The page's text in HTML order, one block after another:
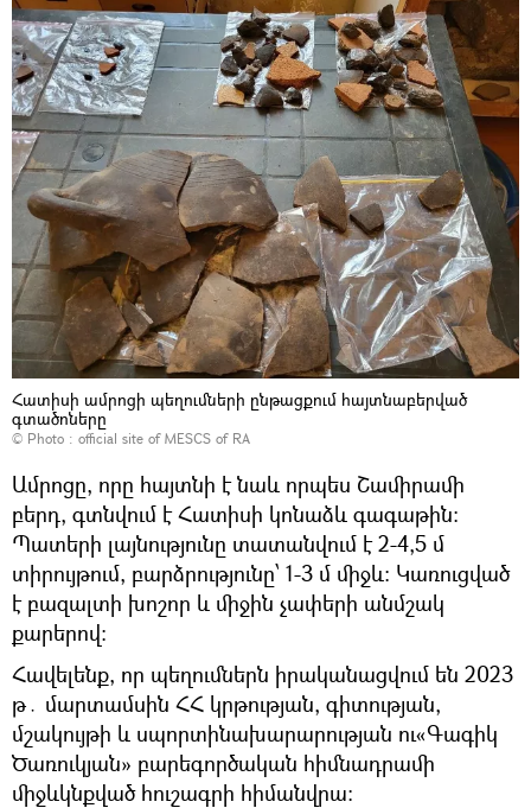
Հատիսի ամրոցի պեղումների ընթացքում հայտնաբերված
գտածոները
© Photo : official site of MESCS of RA
Ամրոցը, որը հայտնի է նաև որպես Շամիրամի
բերդ, գտնվում է Հատիսի կոնաձև գագաթին։
Պատերի լայնությունը տատանվում է 2-4,5 մ
տիրույթում, բարձրությունը՝ 1-3 մ միջև։ Կառուցված
է բազալտի խոշոր և միջին չափերի անմշակ
քարերով:
Հավելենք, որ պեղումներն իրականացվում են 2023
թ․ մարտամսին ՀՀ կրթության, գիտության,
մշակույթի և սպորտինախարարության ու«Գագիկ
Ծառուկյան» բարեգործական հիմնադրամի
միջևկնքված հուշագրի հիմանվրա: